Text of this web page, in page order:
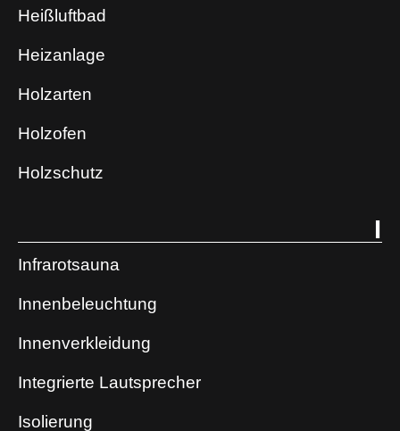
Heißluftbad
Heizanlage
Holzarten
Holzofen
Holzschutz
I
Infrarotsauna
Innenbeleuchtung
Innenverkleidung
Integrierte Lautsprecher
Isolierung